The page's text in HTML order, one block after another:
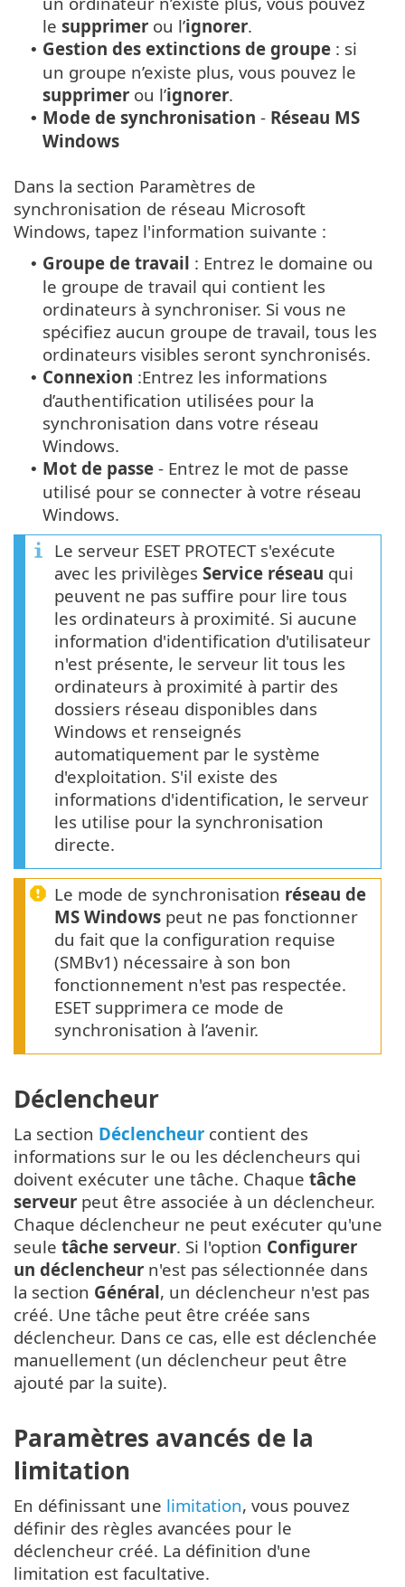
le supprimer ou l’ignorer.
• Gestion des extinctions de groupe : si
un groupe n’existe plus, vous pouvez le
supprimer ou l’ignorer.
• Mode de synchronisation - Réseau MS
Windows
Dans la section Paramètres de
synchronisation de réseau Microsoft
Windows, tapez l'information suivante :
• Groupe de travail : Entrez le domaine ou
le groupe de travail qui contient les
ordinateurs à synchroniser. Si vous ne
spécifiez aucun groupe de travail, tous les
ordinateurs visibles seront synchronisés.
• Connexion :Entrez les informations
d’authentification utilisées pour la
synchronisation dans votre réseau
Windows.
• Mot de passe - Entrez le mot de passe
utilisé pour se connecter à votre réseau
Windows.
Le serveur ESET PROTECT s'exécute
avec les privilèges Service réseau qui
peuvent ne pas suffire pour lire tous
les ordinateurs à proximité. Si aucune
information d'identification d'utilisateur
n'est présente, le serveur lit tous les
ordinateurs à proximité à partir des
dossiers réseau disponibles dans
Windows et renseignés
automatiquement par le système
d'exploitation. S'il existe des
informations d'identification, le serveur
les utilise pour la synchronisation
directe.
Le mode de synchronisation réseau de
MS Windows peut ne pas fonctionner
du fait que la configuration requise
(SMBv1) nécessaire à son bon
fonctionnement n'est pas respectée.
ESET supprimera ce mode de
synchronisation à l’avenir.
Déclencheur
La section Déclencheur contient des
informations sur le ou les déclencheurs qui
doivent exécuter une tâche. Chaque tâche
serveur peut être associée à un déclencheur.
Chaque déclencheur ne peut exécuter qu'une
seule tâche serveur. Si l'option Configurer
un déclencheur n'est pas sélectionnée dans
la section Général, un déclencheur n'est pas
créé. Une tâche peut être créée sans
déclencheur. Dans ce cas, elle est déclenchée
manuellement (un déclencheur peut être
ajouté par la suite).
Paramètres avancés de la
limitation
En définissant une limitation, vous pouvez
définir des règles avancées pour le
déclencheur créé. La définition d'une
limitation est facultative.